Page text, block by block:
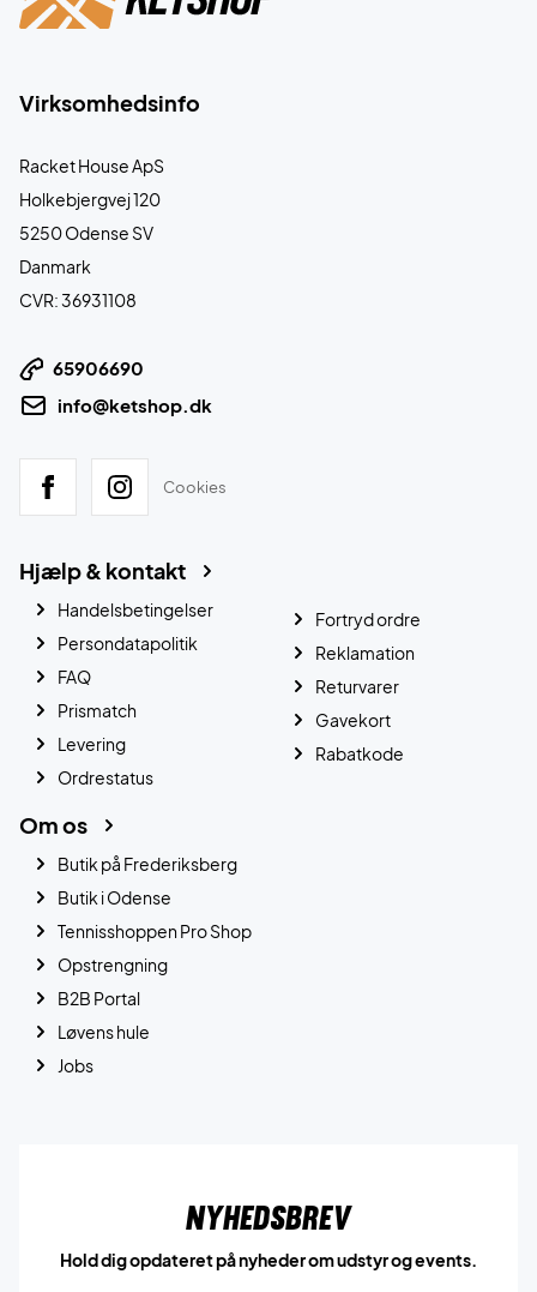
Virksomhedsinfo
Racket House ApS
Holkebjergvej 120
5250 Odense SV
Danmark
CVR: 36931108
65906690
info@ketshop.dk
Cookies
Hjælp & kontakt
Handelsbetingelser
Persondatapolitik
FAQ
Prismatch
Levering
Ordrestatus
Fortryd ordre
Reklamation
Returvarer
Gavekort
Rabatkode
Om os
Butik på Frederiksberg
Butik i Odense
Tennisshoppen Pro Shop
Opstrengning
B2B Portal
Løvens hule
Jobs
Nyhedsbrev
Hold dig opdateret på nyheder om udstyr og events.